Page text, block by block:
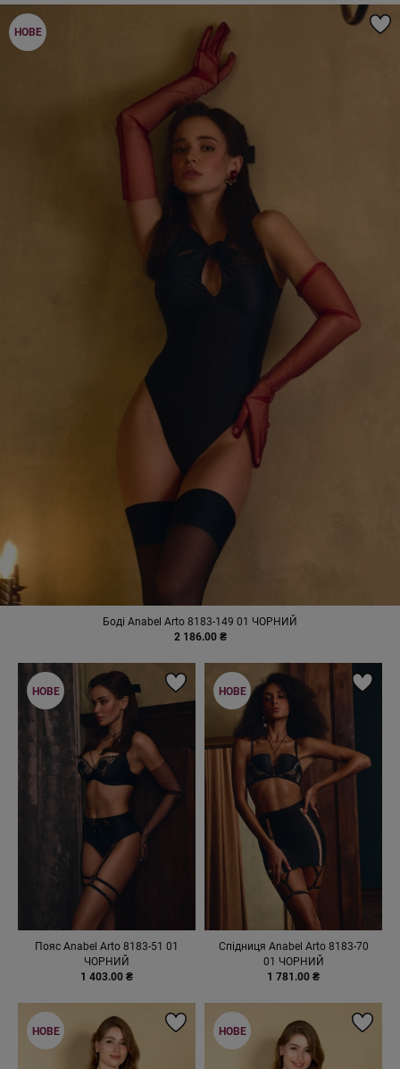
Боді Anabel Arto 8183-149 01 ЧОРНИЙ
2 186.00 ₴
НОВЕ
Пояс Anabel Arto 8183-51 01
ЧОРНИЙ
1 403.00 ₴
НОВЕ
Спiдниця Anabel Arto 8183-70
01 ЧОРНИЙ
1 781.00 ₴
НОВЕ
НОВЕ НОВЕ